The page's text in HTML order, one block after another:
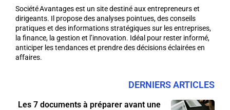
Société Avantages est un site destiné aux entrepreneurs et
dirigeants. Il propose des analyses pointues, des conseils
pratiques et des informations stratégiques sur les entreprises,
la finance, la gestion et l’innovation. Idéal pour rester informé,
anticiper les tendances et prendre des décisions éclairées en
affaires.
DERNIERS ARTICLES
Les 7 documents à préparer avant une